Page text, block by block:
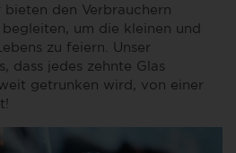
den Verbrauchern
um die kleinen und
zu feiern. Unser
dass jedes zehnte Glas
getrunken wird, von einer